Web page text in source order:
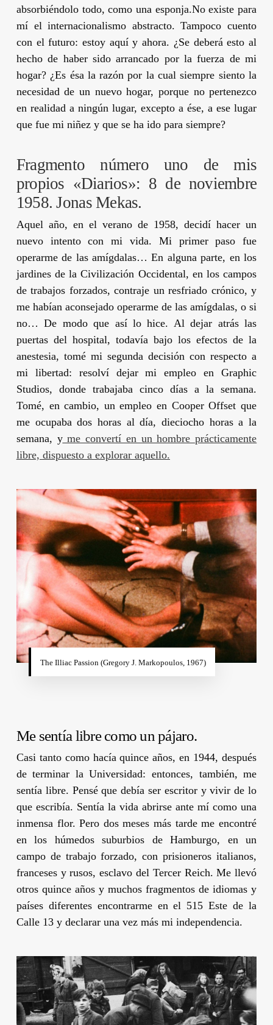
absorbiéndolo todo, como una esponja.No existe para
mí el internacionalismo abstracto. Tampoco cuento
con el futuro: estoy aquí y ahora. ¿Se deberá esto al
hecho de haber sido arrancado por la fuerza de mi
hogar? ¿Es ésa la razón por la cual siempre siento la
necesidad de un nuevo hogar, porque no pertenezco
en realidad a ningún lugar, excepto a ése, a ese lugar
que fue mi niñez y que se ha ido para siempre?
Fragmento número uno de mis
propios «Diarios»: 8 de noviembre
1958. Jonas Mekas.
Aquel año, en el verano de 1958, decidí hacer un
nuevo intento con mi vida. Mi primer paso fue
operarme de las amígdalas… En alguna parte, en los
jardines de la Civilización Occidental, en los campos
de trabajos forzados, contraje un resfriado crónico, y
me habían aconsejado operarme de las amígdalas, o si
no… De modo que así lo hice. Al dejar atrás las
puertas del hospital, todavía bajo los efectos de la
anestesia, tomé mi segunda decisión con respecto a
mi libertad: resolví dejar mi empleo en Graphic
Studios, donde trabajaba cinco días a la semana.
Tomé, en cambio, un empleo en Cooper Offset que
me ocupaba dos horas al día, dieciocho horas a la
semana, yme convertí en un hombre prácticamente
libre, dispuesto a explorar aquello.
The Illiac Passion (Gregory J. Markopoulos, 1967)
Me sentía libre como un pájaro.
Casi tanto como hacía quince años, en 1944, después
de terminar la Universidad: entonces, también, me
sentía libre. Pensé que debía ser escritor y vivir de lo
que escribía. Sentía la vida abrirse ante mí como una
inmensa flor. Pero dos meses más tarde me encontré
en los húmedos suburbios de Hamburgo, en un
campo de trabajo forzado, con prisioneros italianos,
franceses y rusos, esclavo del Tercer Reich. Me llevó
otros quince años y muchos fragmentos de idiomas y
países diferentes encontrarme en el 515 Este de la
Calle 13 y declarar una vez más mi independencia.